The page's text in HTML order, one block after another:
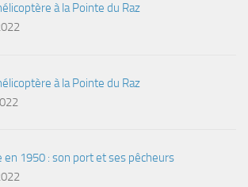
à la Pointe du Raz
à la Pointe du Raz
en 1950 : son port et ses pêcheurs